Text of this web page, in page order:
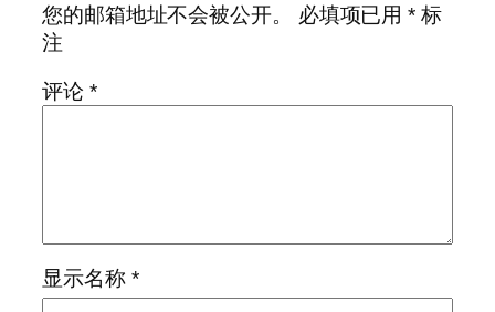
您的邮箱地址不会被公开。
必填项已用* 标
注
评论 *
显示名称 *